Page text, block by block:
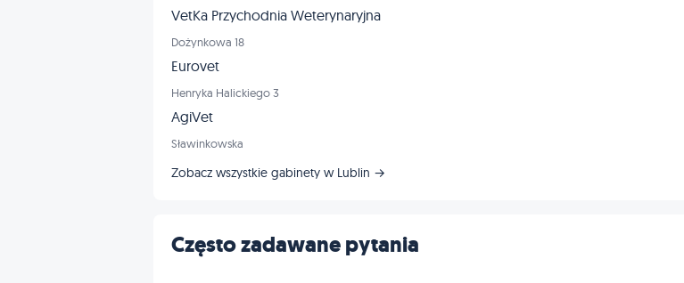
VetKa Przychodnia Weterynaryjna
Dożynkowa 18
Eurovet
Henryka Halickiego 3
AgiVet
Sławinkowska
Zobacz wszystkie gabinety w Lublin →
Często zadawane pytania